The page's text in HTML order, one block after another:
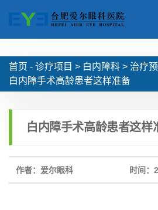
首页 - 诊疗项目 > 白内障科 > 治疗
白内障手术高龄患者这样准备
白内障手术高龄患者这样
作者：爱尔眼科 时间：